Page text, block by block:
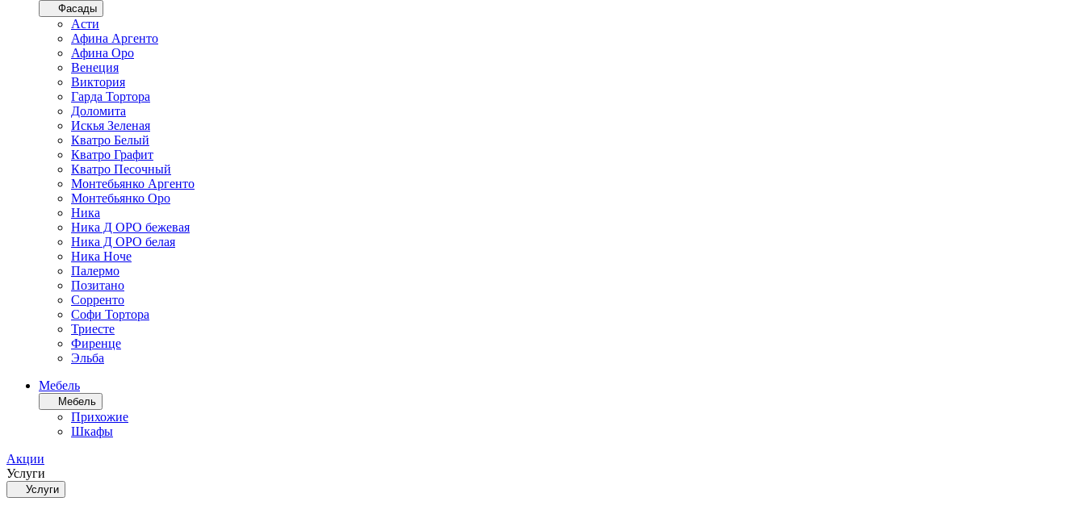
Фасады
Асти
Афина Аргенто
Афина Оро
Венеция
Виктория
Гарда Тортора
Доломита
Искья Зеленая
Кватро Белый
Кватро Графит
Кватро Песочный
Монтебьянко Аргенто
Монтебьянко Оро
Ника
Ника Д ОРО бежевая
Ника Д ОРО белая
Ника Ноче
Палермо
Позитано
Сорренто
Софи Тортора
Триесте
Фиренце
Эльба
Мебель
Мебель
Прихожие
Шкафы
Акции
Услуги
Услуги